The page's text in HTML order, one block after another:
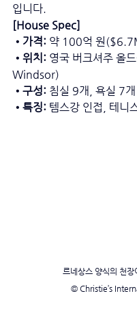
입니다.
[House Spec]
•가격: 약 100억 원
•위치: 영국 버크셔주 올
Windsor)
•구성: 침실 9개, 욕실 7개
•특징: 템스강 인접, 테니
르네상스 양식의 천
© Christie’s